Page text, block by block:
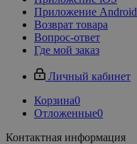
Приложение Android
Возврат товара
Вопрос-ответ
Где мой заказ
Личный кабинет
Корзина0
Отложенные0
Контактная информация